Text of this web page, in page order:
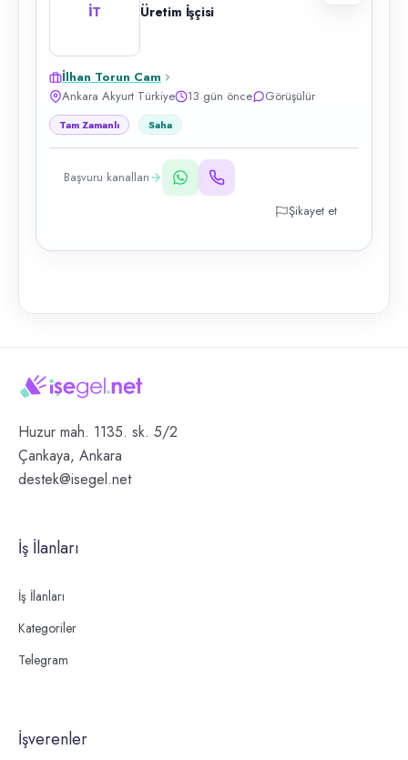
İT Üretim İşçisi
İlhan Torun Cam
Ankara Akyurt Türkiye
13 gün önce Görüşülür
Tam Zamanlı Saha
Başvuru kanalları
Şikayet et
Huzur mah. 1135. sk. 5/2
Çankaya, Ankara
destek@isegel.net
İş İlanları
İş İlanları
Kategoriler
Telegram
İşverenler